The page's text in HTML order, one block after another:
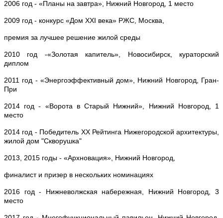
2006 год - «Планы на завтра», Нижний Новгород, 1 место
2009 год - конкурс «Дом XXI века» РЖС, Москва,
премия за лучшее решение жилой среды
2010 год -«Золотая капитель», Новосибирск, кураторский
диплом
2011 год - «Энергоэффективный дом», Нижний Новгород, Гран-
При
2014 год - «Ворота в Старый Нижний», Нижний Новгород, 1
место
2014 год - Победитель ХХ Рейтинга Нижегородской архитектуры,
жилой дом "Скворушка"
2013, 2015 годы - «Архновация», Нижний Новгород,
финалист и призер в нескольких номинациях
2016 год - Нижневолжская набережная, Нижний Новгород, 3
место